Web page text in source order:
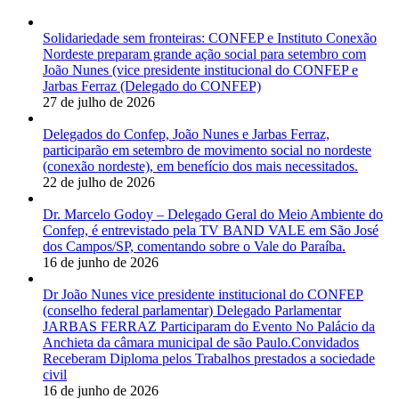
Solidariedade sem fronteiras: CONFEP e Instituto Conexão
Nordeste preparam grande ação social para setembro com
João Nunes (vice presidente institucional do CONFEP e
Jarbas Ferraz (Delegado do CONFEP)
27 de julho de 2026
Delegados do Confep, João Nunes e Jarbas Ferraz,
participarão em setembro de movimento social no nordeste
(conexão nordeste), em benefício dos mais necessitados.
22 de julho de 2026
Dr. Marcelo Godoy – Delegado Geral do Meio Ambiente do
Confep, é entrevistado pela TV BAND VALE em São José
dos Campos/SP, comentando sobre o Vale do Paraíba.
16 de junho de 2026
Dr João Nunes vice presidente institucional do CONFEP
(conselho federal parlamentar) Delegado Parlamentar
JARBAS FERRAZ Participaram do Evento No Palácio da
Anchieta da câmara municipal de são Paulo.Convidados
Receberam Diploma pelos Trabalhos prestados a sociedade
civil
16 de junho de 2026